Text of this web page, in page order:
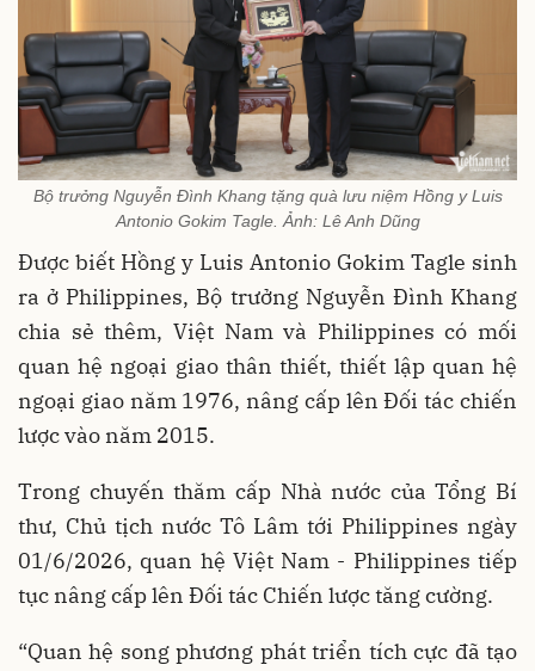
Bộ trưởng Nguyễn Đình Khang tặng quà lưu niệm Hồng y Luis
Antonio Gokim Tagle. Ảnh: Lê Anh Dũng
Được biết Hồng y Luis Antonio Gokim Tagle sinh
ra ở Philippines, Bộ trưởng Nguyễn Đình Khang
chia sẻ thêm, Việt Nam và Philippines có mối
quan hệ ngoại giao thân thiết, thiết lập quan hệ
ngoại giao năm 1976, nâng cấp lên Đối tác chiến
lược vào năm 2015.
Trong chuyến thăm cấp Nhà nước của Tổng Bí
thư, Chủ tịch nước Tô Lâm tới Philippines ngày
01/6/2026, quan hệ Việt Nam - Philippines tiếp
tục nâng cấp lên Đối tác Chiến lược tăng cường.
“Quan hệ song phương phát triển tích cực đã tạo